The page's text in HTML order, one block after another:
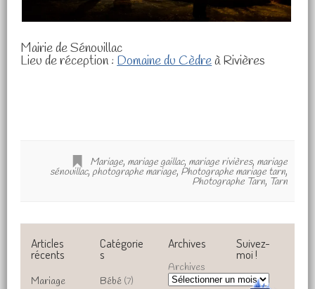
Mairie de Sénouillac
Lieu de réception :Domaine du Cèdreà Rivières
Mariage, mariage gaillac, mariage rivières, mariage
sénouillac, photographe mariage, Photographe mariage tarn,
Photographe Tarn, Tarn
Articles
récents
Mariage
Catégorie
s
Bébé(7)
Archives
Archives
Suivez-
moi !